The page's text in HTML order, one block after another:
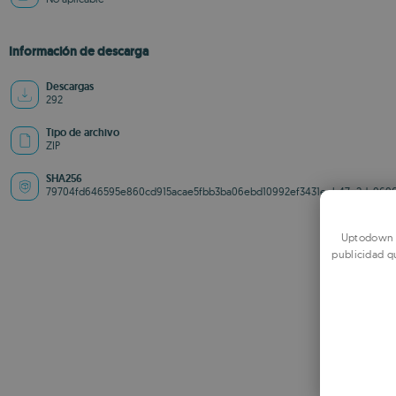
Información de descarga
Descargas
292
Tipo de archivo
ZIP
SHA256
Uptodown
publicidad